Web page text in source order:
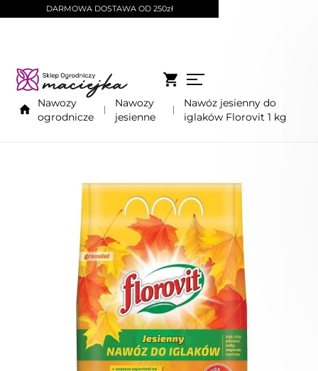
DARMOWA DOSTAWA OD 250zł
Nawozy
ogrodnicze
Nawozy
jesienne
Nawóz jesienny do
iglaków Florovit 1 kg